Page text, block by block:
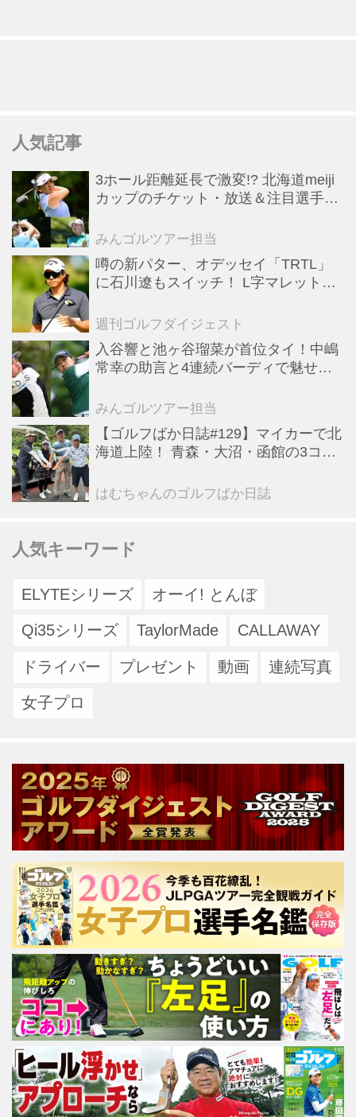
人気記事
3ホール距離延長で激変!? 北海道meiji
カップのチケット・放送＆注目選手ま
ド】
みんゴルツアー担当
噂の新パター、オデッセイ「TRTL」
に石川遼もスイッチ！ L字マレットか
週刊ゴルフダイジェスト
入谷響と池ヶ谷瑠菜が首位タイ！中嶋
常幸の助言と4連続バーディで魅せた
みんゴルツアー担当
【ゴルフばか日誌#129】マイカーで北
海道上陸！ 青森・大沼・函館の3コー
はむちゃんのゴルフばか日誌
人気キーワード
ELYTEシリーズ オーイ! とんぼ
Qi35シリーズ TaylorMade CALLAWAY
ドライバー プレゼント 動画 連続写真
女子プロ